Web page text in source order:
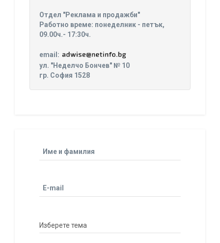
Отдел "Реклама и продажби"
Работно време: понеделник - петък,
09.00ч.- 17:30ч.
email:
ул. "Неделчо Бончев" № 10
гр. София 1528
Име и фамилия
E-mail